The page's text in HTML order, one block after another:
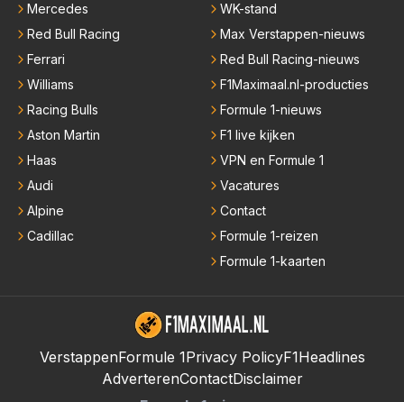
Mercedes
Red Bull Racing
Ferrari
Williams
Racing Bulls
Aston Martin
Haas
Audi
Alpine
Cadillac
WK-stand
Max Verstappen-nieuws
Red Bull Racing-nieuws
F1Maximaal.nl-producties
Formule 1-nieuws
F1 live kijken
VPN en Formule 1
Vacatures
Contact
Formule 1-reizen
Formule 1-kaarten
VerstappenFormule 1Privacy PolicyF1Headlines
AdverterenContactDisclaimer